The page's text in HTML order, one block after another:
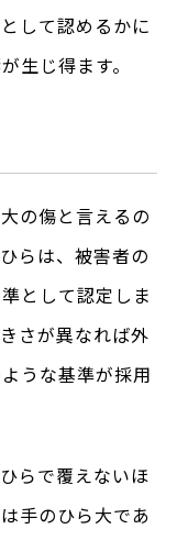
して認めるかに
生じ得ます。
の傷と言えるの
らは、被害者の
として認定しま
さが異なれば外
うな基準が採用
らで覆えないほ
手のひら大であ